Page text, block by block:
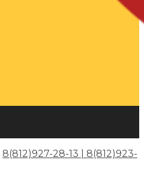
8(812)927-28-13 | 8(812)923-